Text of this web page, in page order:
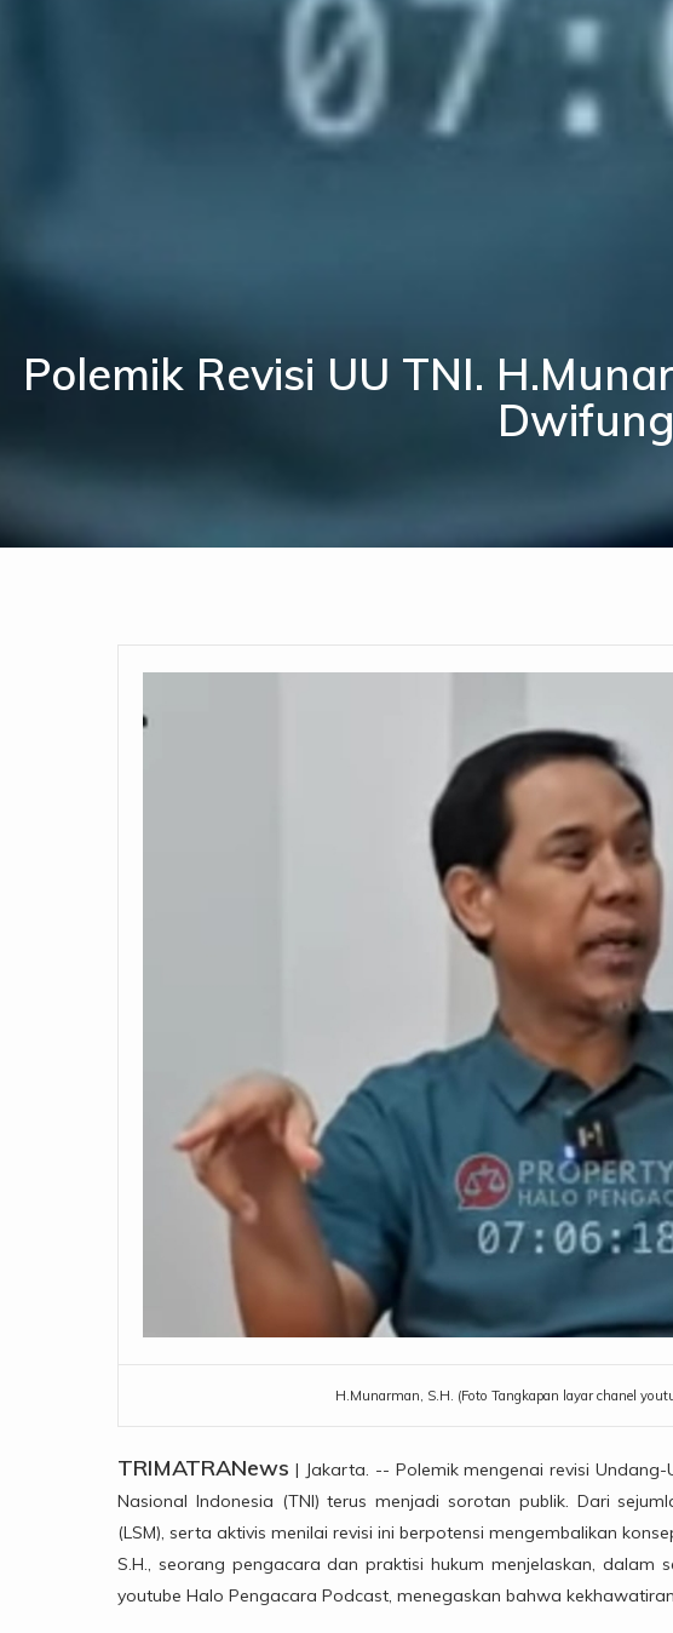
Polemik Revisi UU TNI.
H.Munarman, S.H. (Foto Tangkapan layar chanel
TRIMATRANews | Jakarta. -- Polemik mengenai revisi
Nasional Indonesia (TNI) terus menjadi sorotan publik. Dari
(LSM), serta aktivis menilai revisi ini berpotensi mengembalikan
S.H., seorang pengacara dan praktisi hukum menjelaskan, dalam
youtube Halo Pengacara Podcast, menegaskan bahwa